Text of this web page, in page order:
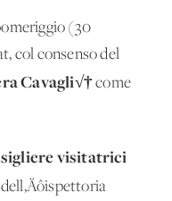
(30
col consenso del
Cavagli√†come
visitatrici
dell‚Äôispettoria